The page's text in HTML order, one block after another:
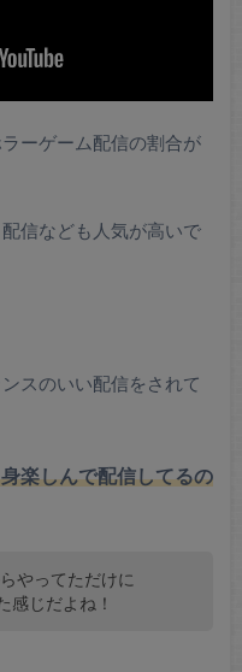
ーゲーム配信の割合が
信なども人気が高いで
スのいい配信をされて
楽しんで配信してるの
やってただけに
感じだよね！